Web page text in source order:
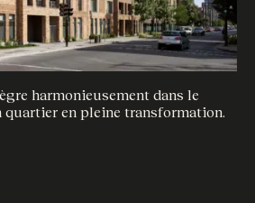
harmonieusement dans le
quartier en pleine transformation.